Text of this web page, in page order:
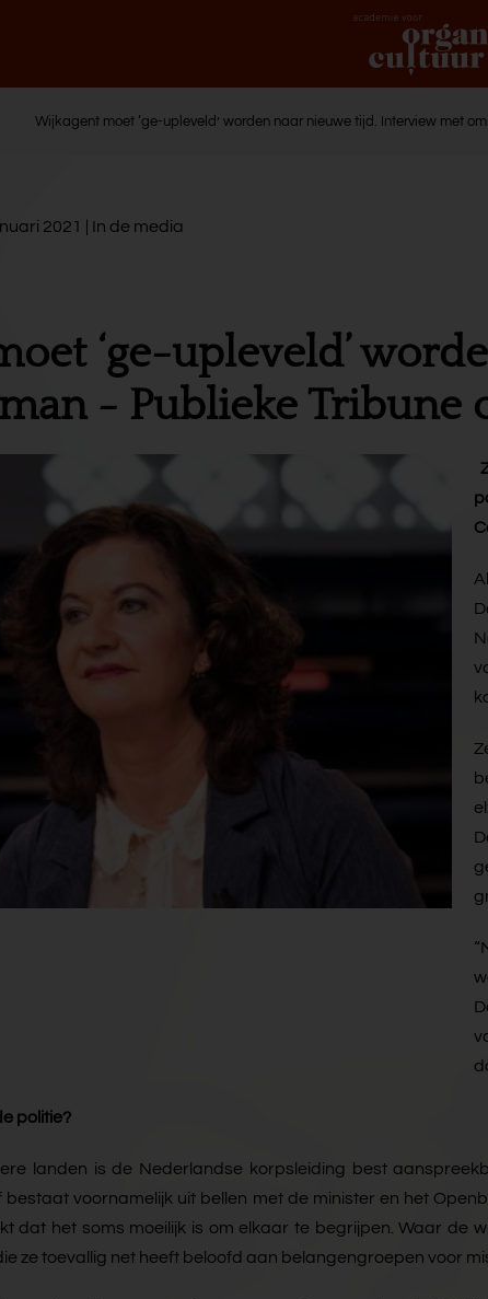
Wijkagent moet ‘ge-upleveld’ worden naar nieuwe tijd. Interview met
2021 | In de media
‘ge-upleveld’
- Publieke Tribune
politie?
landen is de Nederlandse korpsleiding best
voornamelijk uit bellen met de minister en het
dat het soms moeilijk is om elkaar te begrijpen. Waar de
ze toevallig net heeft beloofd aan belangengroepen voor